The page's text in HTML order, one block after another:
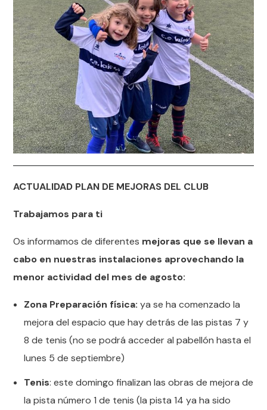
ACTUALIDAD PLAN DE MEJORAS DEL CLUB
Trabajamos para ti
Os informamos de diferentes mejoras que se llevan a
cabo en nuestras instalaciones aprovechando la
menor actividad del mes de agosto:
Zona Preparación física: ya se ha comenzado la
mejora del espacio que hay detrás de las pistas 7 y
8 de tenis (no se podrá acceder al pabellón hasta el
lunes 5 de septiembre)
Tenis: este domingo finalizan las obras de mejora de
la pista número 1 de tenis (la pista 14 ya ha sido